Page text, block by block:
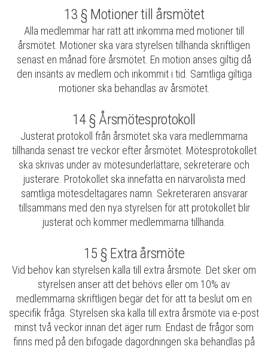
13 § Motioner till årsmötet
Alla medlemmar har rätt att inkomma med motioner till
årsmötet. Motioner ska vara styrelsen tillhanda skriftligen
senast en månad före årsmötet. En motion anses giltig då
den insänts av medlem och inkommit i tid. Samtliga giltiga
motioner ska behandlas av årsmötet.
14 § Årsmötesprotokoll
Justerat protokoll från årsmötet ska vara medlemmarna
tillhanda senast tre veckor efter årsmötet. Mötesprotokollet
ska skrivas under av mötesunderlättare, sekreterare och
justerare. Protokollet ska innefatta en närvarolista med
samtliga mötesdeltagares namn. Sekreteraren ansvarar
tillsammans med den nya styrelsen för att protokollet blir
justerat och kommer medlemmarna tillhanda.
15 § Extra årsmöte
Vid behov kan styrelsen kalla till extra årsmöte. Det sker om
styrelsen anser att det behövs eller om 10% av
medlemmarna skriftligen begär det för att ta beslut om en
specifik fråga. Styrelsen ska kalla till extra årsmöte via e-post
minst två veckor innan det äger rum. Endast de frågor som
finns med på den bifogade dagordningen ska behandlas på